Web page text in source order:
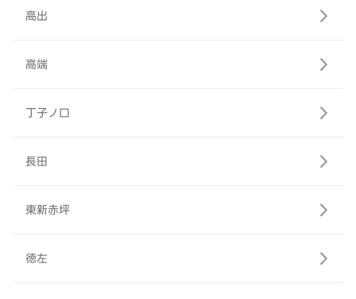
高出
高端
丁子ノ口
長田
東新赤坪
徳左